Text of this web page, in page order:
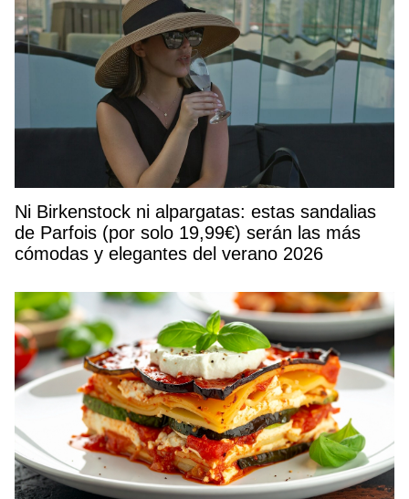
Ni Birkenstock ni alpargatas: estas sandalias
de Parfois (por solo 19,99€) serán las más
cómodas y elegantes del verano 2026